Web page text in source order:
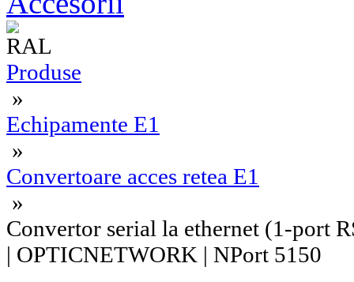
Produse
»
Echipamente E1
»
Convertoare acces retea E1
»
Convertor serial la ethernet (1-port
| OPTICNETWORK | NPort 5150